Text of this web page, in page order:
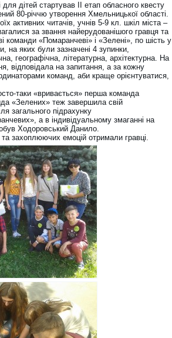
для дітей стартував ІІ етап обласного квесту
80-річчю утворення Хмельницької області.
активних читачів, учнів 5-9 кл. шкіл міста –
за звання найерудованішого гравця та
команди «Помаранчеві» і «Зелені», по шість у
на яких були зазначені 4 зупинки,
географічна, літературна, архітектурна. На
відповідала на запитання, а за кожну
команд, аби краще орієнтуватися,
таки «вривається» перша команда
«Зелених» теж завершила свій
загального підрахунку
а в індивідуальному змаганні на
Ходоровський Данило.
захоплюючих емоцій отримали гравці.